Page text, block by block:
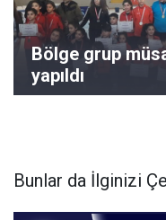
Bölge grup
yapıldı
Bunlar da İlginizi